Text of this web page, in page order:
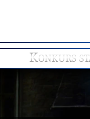
Konkurs